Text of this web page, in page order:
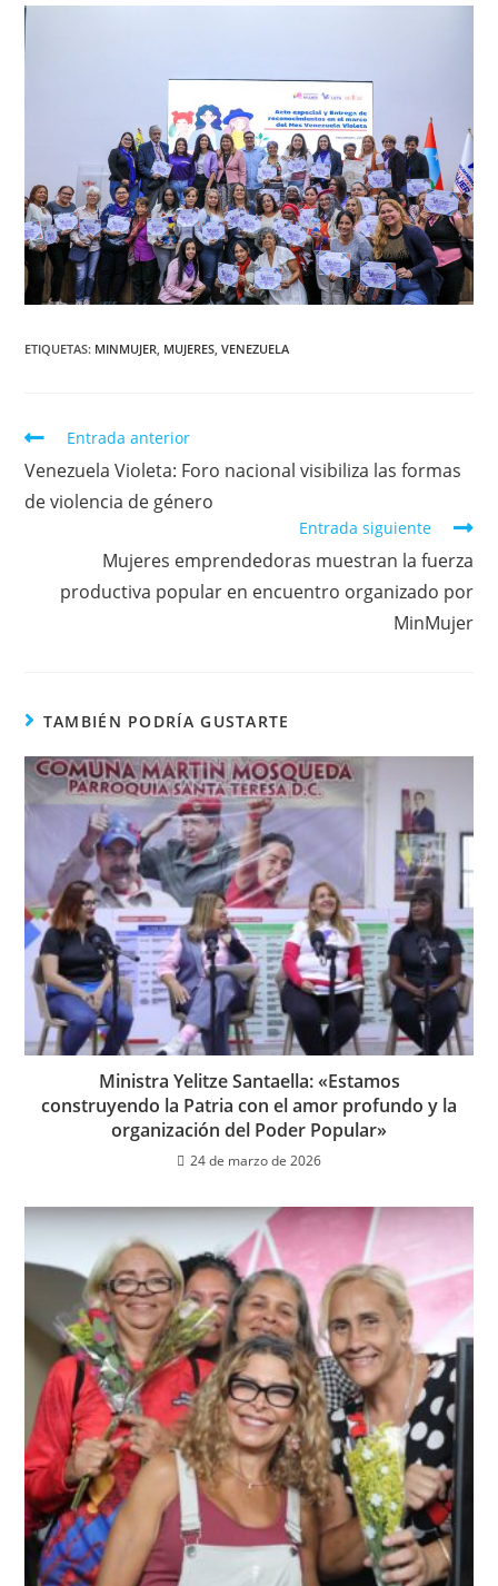
ETIQUETAS: MINMUJER, MUJERES, VENEZUELA
Entrada anterior
Venezuela Violeta: Foro nacional visibiliza las formas
de violencia de género
Entrada siguiente
Mujeres emprendedoras muestran la fuerza
productiva popular en encuentro organizado por
MinMujer
TAMBIÉN PODRÍA GUSTARTE
Ministra Yelitze Santaella: «Estamos
construyendo la Patria con el amor profundo y la
organización del Poder Popular»
24 de marzo de 2026